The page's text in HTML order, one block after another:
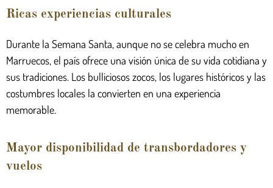
Ricas experiencias culturales
Durante la Semana Santa, aunque no se celebra mucho en
Marruecos, el país ofrece una visión única de su vida cotidiana y
sus tradiciones. Los bulliciosos zocos, los lugares históricos y las
costumbres locales la convierten en una experiencia
memorable.
Mayor disponibilidad de transbordadores y
vuelos